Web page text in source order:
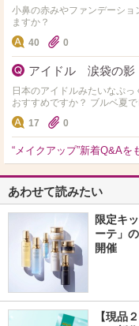
小鼻の赤みやファンデーシ
ますか？
40
0
アイドル 涙袋の影
日本のアイドルみたいなぷ
おすすめですか？ ブルベ夏
おすすめがあったら教えてく
17 0
“メイクアップ”新着Q&Aを
あわせて読みたい
限定キ
ーテ」
開催
【現品